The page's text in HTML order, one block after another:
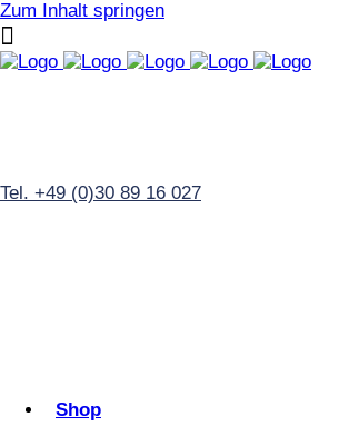
Zum Inhalt springen
Tel. +49 (0)30 89 16 027
Shop